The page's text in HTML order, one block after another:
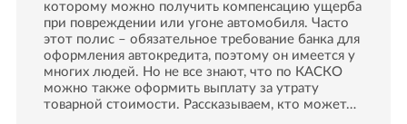
которому можно получить компенсацию ущерба
при повреждении или угоне автомобиля. Часто
этот полис – обязательное требование банка для
оформления автокредита, поэтому он имеется у
многих людей. Но не все знают, что по КАСКО
можно также оформить выплату за утрату
товарной стоимости. Рассказываем, кто может…